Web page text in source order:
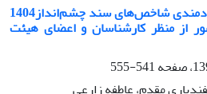
رتبه‌بندی و مطالعۀ میزان سودمندی شاخص‌های سند چشم‌انداز1404
از منظر کارشناسان و اعضای هیئت
541-555